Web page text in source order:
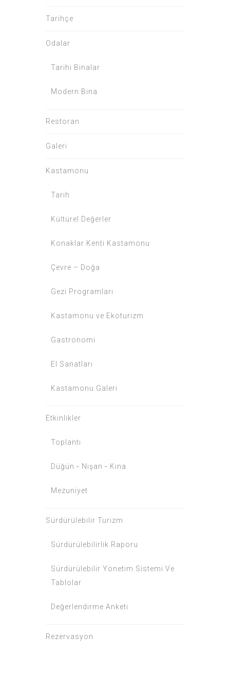
Tarihçe
Odalar
Tarihi Binalar
Modern Bina
Restoran
Galeri
Kastamonu
Tarih
Kültürel Değerler
Konaklar Kenti Kastamonu
Çevre – Doğa
Gezi Programları
Kastamonu ve Ekoturizm
Gastronomi
El Sanatları
Kastamonu Galeri
Etkinlikler
Toplantı
Düğün ⁃ Nişan ⁃ Kına
Mezuniyet
Sürdürülebilir Turizm
Sürdürülebilirlik Raporu
Sürdürülebilir Yönetim Sistemi Ve
Tablolar
Değerlendirme Anketi
Rezervasyon